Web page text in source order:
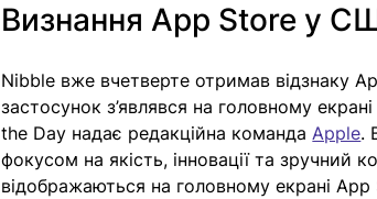
Визнання App Store у
Nibble вже вчетверте отримав відзнаку
застосунок з’являвся на головному
the Day надає редакційна команда Apple.
фокусом на якість, інновації та зручний
відображаються на головному екрані